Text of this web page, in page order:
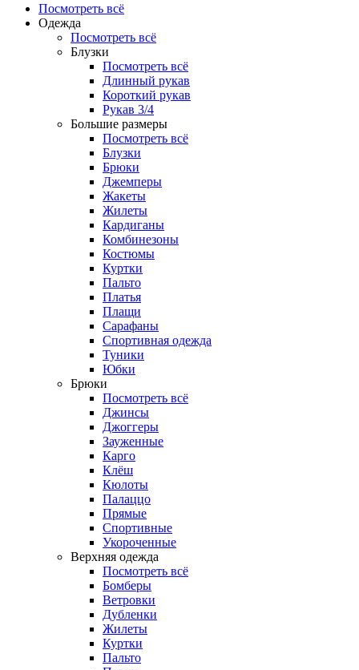
Посмотреть всё
Одежда
Посмотреть всё
Блузки
Посмотреть всё
Длинный рукав
Короткий рукав
Рукав 3/4
Большие размеры
Посмотреть всё
Блузки
Брюки
Джемперы
Жакеты
Жилеты
Кардиганы
Комбинезоны
Костюмы
Куртки
Пальто
Платья
Плащи
Сарафаны
Спортивная одежда
Туники
Юбки
Брюки
Посмотреть всё
Джинсы
Джоггеры
Зауженные
Карго
Клёш
Кюлоты
Палаццо
Прямые
Спортивные
Укороченные
Верхняя одежда
Посмотреть всё
Бомберы
Ветровки
Дубленки
Жилеты
Куртки
Пальто